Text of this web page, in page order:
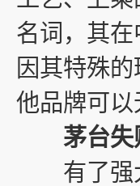
名词，其
因其特殊
他品牌可
茅台
有了强大